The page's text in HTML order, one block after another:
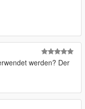
werden? Der